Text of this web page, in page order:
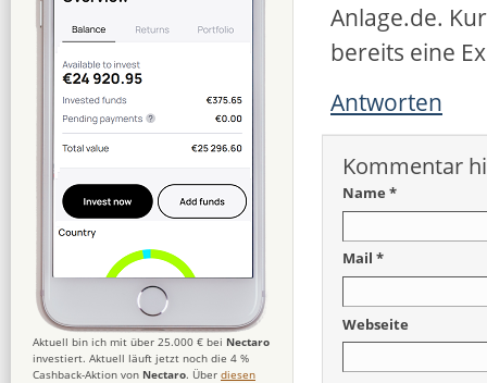
Anlage.de.
bereits eine
Antworten
Kommentar
Name *
Mail *
Webseite
Aktuell bin ich mit über 25.000 € bei Nectaro
investiert. Aktuell läuft jetzt noch die 4 %
Cashback-Aktion von Nectaro. Über diesen